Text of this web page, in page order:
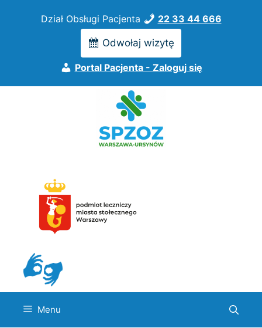
Dział Obsługi Pacjenta 22 33 44 666
Odwołaj wizytę
Portal Pacjenta - Zaloguj się
Menu